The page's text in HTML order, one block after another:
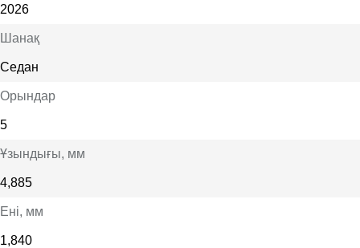
2026
Шанақ
Седан
Орындар
5
Ұзындығы, мм
4,885
Ені, мм
1,840